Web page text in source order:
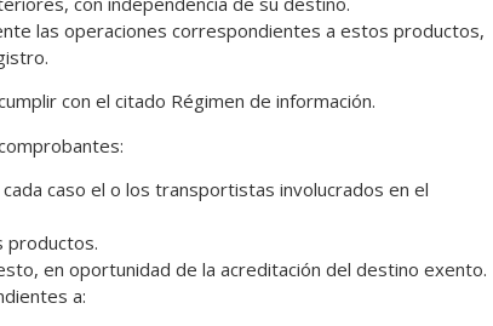
las operaciones correspondientes a estos productos,
con el citado Régimen de información.
caso el o los transportistas involucrados en el
productos.
en oportunidad de la acreditación del destino exento.
a: